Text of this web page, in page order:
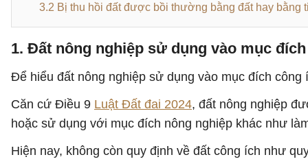
3.2 Bị thu hồi đất được bồi thường bằng đất hay bằng
1. Đất nông nghiệp sử dụng vào mục
Để hiểu đất nông nghiệp sử dụng vào mục đích
Căn cứ Điều 9 Luật Đất đai 2024, đất nông nghiệp
hoặc sử dụng với mục đích nông nghiệp khác như
Hiện nay, không còn quy định về đất công ích như